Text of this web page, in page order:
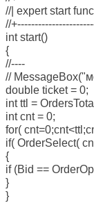
//| expert start
//
int start()
{
//----
//
double ticket = 0;
int ttl =
int cnt = 0;
for(
if( OrderSelect(
{
if (Bid ==
}
}